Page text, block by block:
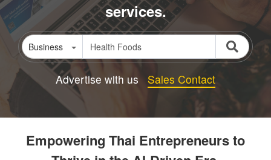
services.
Business
Advertise with us Sales Contact
Empowering Thai Entrepreneurs to